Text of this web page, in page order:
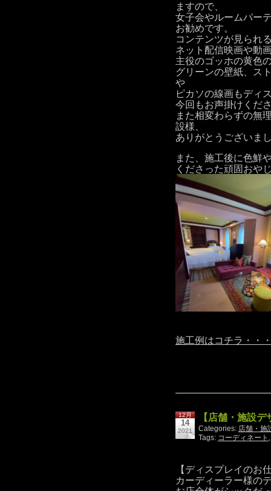
ますので、
女子会やルームパー
お勧めです。
コンテンツが見られ
ネット配信映画や動
主役のゴッホの黄色
グリーンの壁紙、ス
や
ピカソの線画もディ
今回もお声掛けくだ
また相変わらずの無
設様、
ありがとうございま
また、施工後に色鮮
くださった頑固おや
施工例はコチラ・・
12月
14
2021
【店舗・施設
Categories: 店舗・施
Tags: コーディネート
【ディスプレイのお
カーディーラー様の